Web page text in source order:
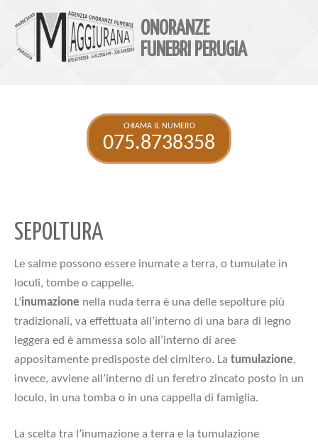
ONORANZE
FUNEBRI PERUGIA
CHIAMA IL NUMERO
075.8738358
SEPOLTURA
Le salme possono essere inumate a terra, o tumulate in
loculi, tombe o cappelle.
L’inumazione nella nuda terra è una delle sepolture più
tradizionali, va effettuata all’interno di una bara di legno
leggera ed è ammessa solo all’interno di aree
appositamente predisposte del cimitero. La tumulazione,
invece, avviene all’interno di un feretro zincato posto in un
loculo, in una tomba o in una cappella di famiglia.
La scelta tra l’inumazione a terra e la tumulazione